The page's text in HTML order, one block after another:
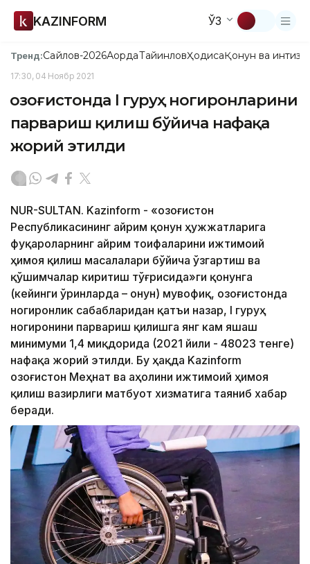
KAZINFORM ЎЗ
Тренд:Сайлов-2026АқордаТайинловҲодисаҚонун ва
17:30, 04 Ноябр 2021
Қозоғистонда I гуруҳ ногиронларини
парвариш қилиш бўйича нафақа
жорий этилди
NUR-SULTAN. Kazinform - «Қозоғистон
Республикасининг айрим қонун ҳужжатларига
фуқароларнинг айрим тоифаларини ижтимоий
ҳимоя қилиш масалалари бўйича ўзгартиш ва
қўшимчалар киритиш тўғрисида»ги қонунга
(кейинги ўринларда – Қонун) мувофиқ, Қозоғистонда
ногиронлик сабабларидан қатъи назар, I гуруҳ
ногиронини парвариш қилишга янг кам яшаш
минимуми 1,4 миқдорида (2021 йили - 48023 тенге)
нафақа жорий этилди. Бу ҳақда Kazinform
Қозоғистон Меҳнат ва аҳолини ижтимоий ҳимоя
қилиш вазирлиги матбуот хизматига таяниб хабар
беради.